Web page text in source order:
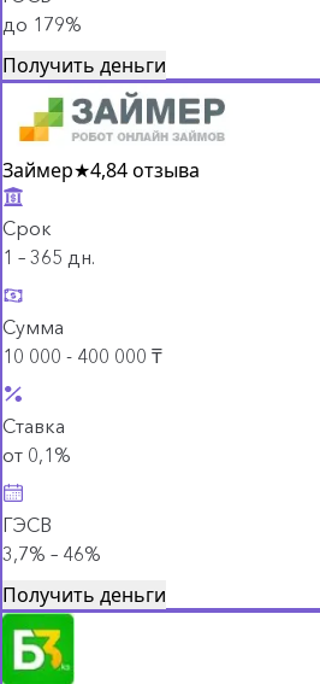
до 179%
Получить деньги
Займер★4,84 отзыва
Срок
1 – 365 дн.
Сумма
10 000 - 400 000 ₸
Ставка
от 0,1%
ГЭСВ
3,7% – 46%
Получить деньги